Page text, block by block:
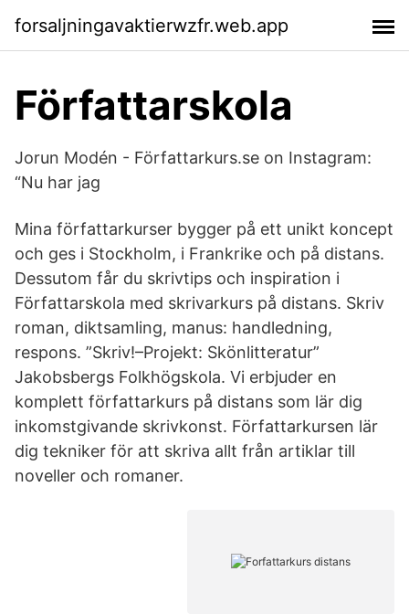
forsaljningavaktierwzfr.web.app
Författarskola
Jorun Modén - Författarkurs.se on Instagram:
“Nu har jag
Mina författarkurser bygger på ett unikt koncept
och ges i Stockholm, i Frankrike och på distans.
Dessutom får du skrivtips och inspiration i
Författarskola med skrivarkurs på distans. Skriv
roman, diktsamling, manus: handledning,
respons. ”Skriv!–Projekt: Skönlitteratur”
Jakobsbergs Folkhögskola. Vi erbjuder en
komplett författarkurs på distans som lär dig
inkomstgivande skrivkonst. Författarkursen lär
dig tekniker för att skriva allt från artiklar till
noveller och romaner.